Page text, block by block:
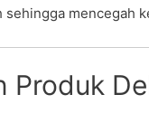
mencegah
Produk